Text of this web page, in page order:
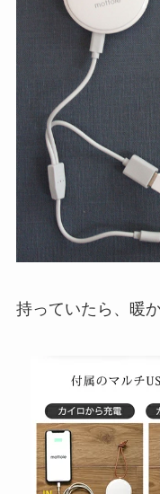
持っていたら、暖